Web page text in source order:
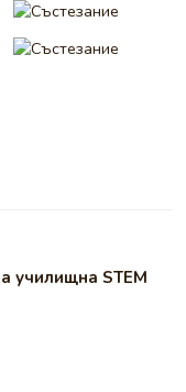
училищна STEM